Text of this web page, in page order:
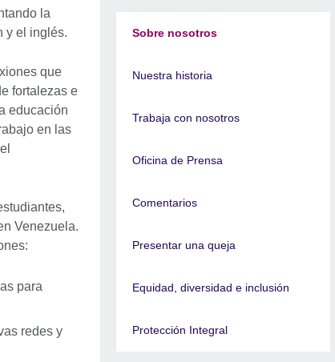
la
y el inglés.
que
fortalezas e
educación
en las
Venezuela.
para
redes y
Sobre nosotros
Nuestra historia
Trabaja con nosotros
Oficina de Prensa
Comentarios
Presentar una queja
Equidad, diversidad e inclusión
Protección Integral